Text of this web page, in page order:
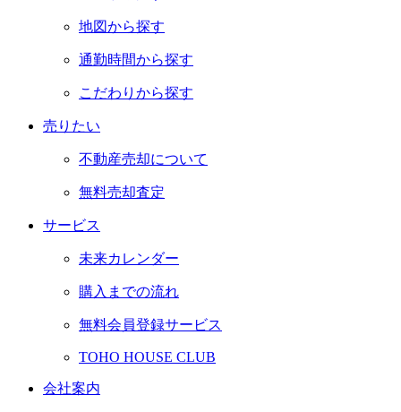
地図から探す
通勤時間から探す
こだわりから探す
売りたい
不動産売却について
無料売却査定
サービス
未来カレンダー
購入までの流れ
無料会員登録サービス
TOHO HOUSE CLUB
会社案内